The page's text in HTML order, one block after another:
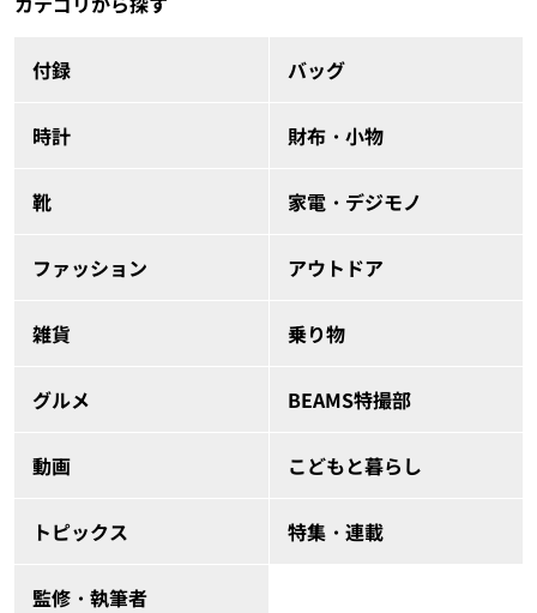
付録 バッグ
時計 財布・小物
靴 家電・デジモノ
ファッション アウトドア
雑貨 乗り物
グルメ BEAMS特撮部
動画 こどもと暮らし
トピックス 特集・連載
監修・執筆者